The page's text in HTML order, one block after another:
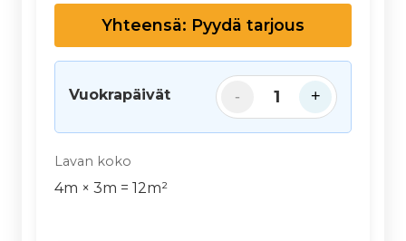
Yhteensä: Pyydä tarjous
Vuokrapäivät - 1 +
Lavan koko
4m × 3m = 12m²